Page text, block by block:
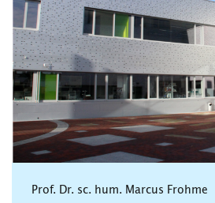
Prof. Dr. sc. hum. Marcus Frohme